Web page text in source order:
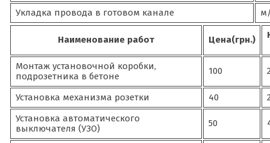
Укладка провода в готовом канале
Наименование работ Цена(грн.)
Монтаж установочной коробки,
подрозетника в бетоне
100
Установка механизма розетки 40
Установка автоматического
выключателя (УЗО)
50